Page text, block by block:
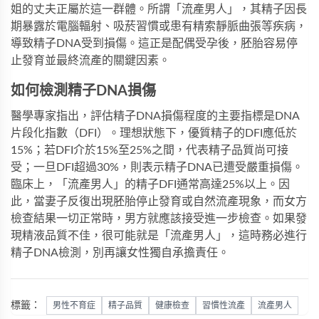
姐的丈夫正屬於這一群體。所謂「流產男人」，其精子因長
期暴露於電腦輻射、吸菸習慣或患有精索靜脈曲張等疾病 ，
導致精子DNA受到損傷。這正是配偶受孕後，胚胎容易停
止發育並最終流產的關鍵因素。
如何檢測精子DNA損傷
醫學專家指出，評估精子DNA損傷程度的主要指標是DNA
片段化指數（DFI）。理想狀態下，優質精子的DFI應低於
15%；若DFI介於15%至25%之間，代表精子品質尚可接
受；一旦DFI超過30%，則表示精子DNA已遭受嚴重損傷。
臨床上，「流產男人」的精子DFI通常高達25%以上。因
此，當妻子反復出現胚胎停止發育或自然流產現象，而女方
檢查結果一切正常時，男方就應該接受進一步檢查。如果發
現精液品質不佳，很可能就是「流產男人」，這時務必進行
精子DNA檢測，別再讓女性獨自承擔責任。
標籤： 男性不育症 精子品質 健康檢查 習慣性流產 流產男人